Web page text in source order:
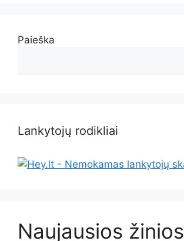
Paieška
Lankytojų rodikliai
Naujausios žinios